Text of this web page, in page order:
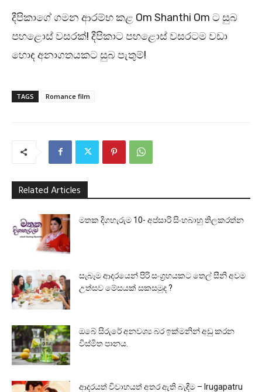
දීපිකාගේ ගමන ආරම්භ කළ Om Shanthi Om ට සුබ
පහළොස් වසරක්! දීපිකාට පහළොස් වසරටම වඩා
හොඳ අනාගතයකට සුබ පැතුම්!
TAGS Romance film
Related Articles
මතක දිගහැරුම 10- අප්සාරි සිංහබාහු තිලකරත්න
සැබෑම ආදරයෙන් පිරි සංග්‍රහයකට තෙල් සීනි අවම
උත්සව මේසයක් සකසමුද ?
ඔබේ සිරුරේ අනවශ්‍ය බර ඉක්මනින් අඩු කරන
විස්මිත පානය.
ආදරයත් විවාහයත් අතර ඇති බැඳීම – Irugapatru